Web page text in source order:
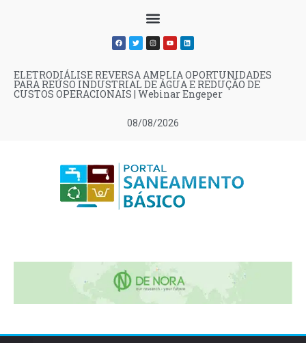
08/08/2026
ELETRODIÁLISE REVERSA AMPLIA OPORTUNIDADES
PARA REÚSO INDUSTRIAL DE ÁGUA E REDUÇÃO DE
CUSTOS OPERACIONAIS | Webinar Engeper